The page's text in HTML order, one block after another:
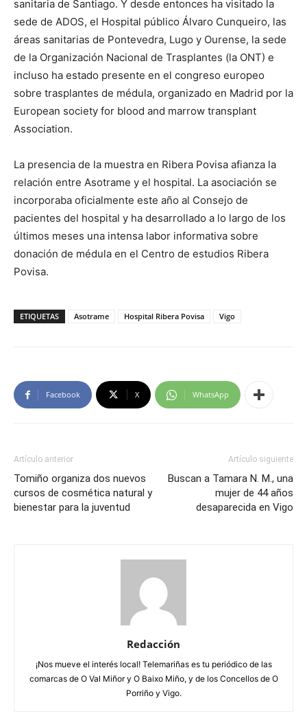
sanitaria de Santiago. Y desde entonces ha visitado la
sede de ADOS, el Hospital público Álvaro Cunqueiro, las
áreas sanitarias de Pontevedra, Lugo y Ourense, la sede
de la Organización Nacional de Trasplantes (la ONT) e
incluso ha estado presente en el congreso europeo
sobre trasplantes de médula, organizado en Madrid por la
European society for blood and marrow transplant
Association.
La presencia de la muestra en Ribera Povisa afianza la
relación entre Asotrame y el hospital. La asociación se
incorporaba oficialmente este año al Consejo de
pacientes del hospital y ha desarrollado a lo largo de los
últimos meses una intensa labor informativa sobre
donación de médula en el Centro de estudios Ribera
Povisa.
ETIQUETAS Asotrame Hospital Ribera Povisa Vigo
Facebook X WhatsApp
Artículo anterior
Tomiño organiza dos nuevos
cursos de cosmética natural y
bienestar para la juventud
Artículo siguiente
Buscan a Tamara N. M., una
mujer de 44 años
desaparecida en Vigo
Redacción
¡Nos mueve el interés local! Telemariñas es tu periódico de las
comarcas de O Val Miñor y O Baixo Miño, y de los Concellos de O
Porriño y Vigo.